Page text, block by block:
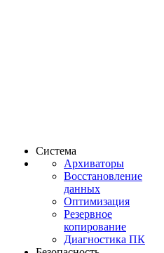
Система
Архиваторы
Восстановление
данных
Оптимизация
Резервное
копирование
Диагностика ПК